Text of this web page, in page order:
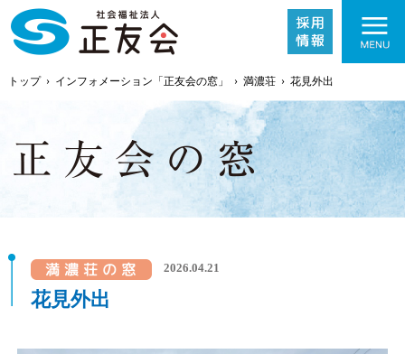
事業内容
トップ› インフォメーション「正友会の窓」 › 満濃荘› 花見外出
2026.04.21
花見外出